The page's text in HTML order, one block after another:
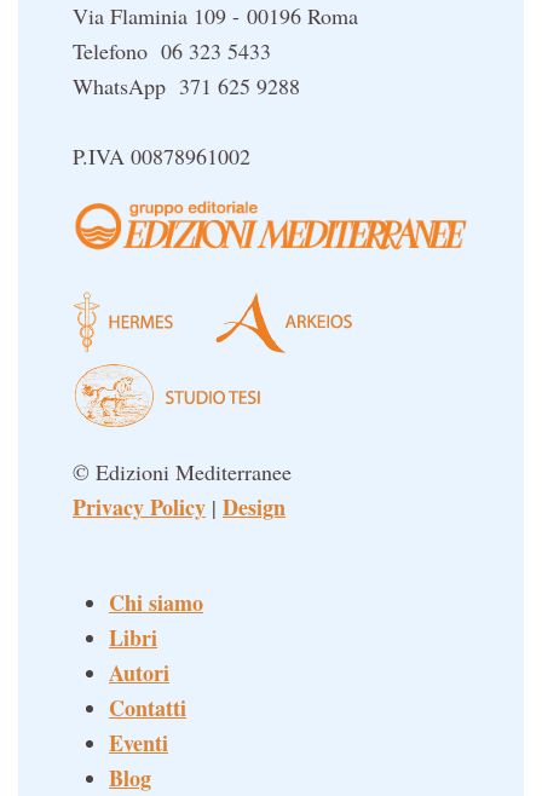
Via Flaminia 109 - 00196 Roma
Telefono 06 323 5433
WhatsApp 371 625 9288
P.IVA 00878961002
© Edizioni Mediterranee
Privacy Policy | Design
Chi siamo
Libri
Autori
Contatti
Eventi
Blog